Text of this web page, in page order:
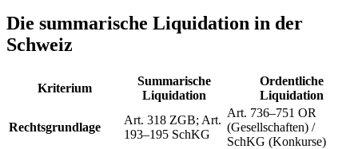
Die summarische Liquidation in der
Schweiz
Kriterium
Summarische
Liquidation
Ordentliche
Liquidation
Rechtsgrundlage
Art. 318 ZGB; Art.
193–195 SchKG
Art. 736–751 OR
(Gesellschaften) /
SchKG (Konkurse)